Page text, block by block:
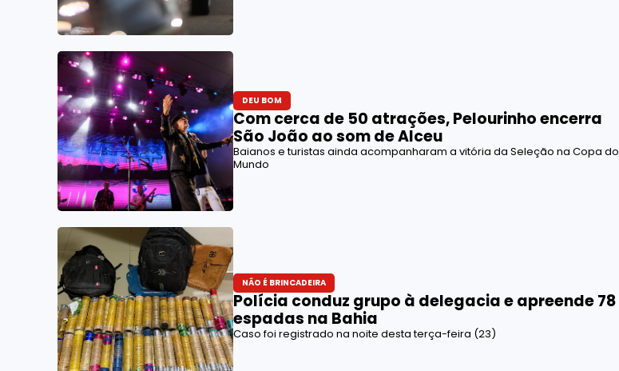
DEU BOM
Com cerca de 50 atrações, Pelourinho encerra
São João ao som de Alceu
Baianos e turistas ainda acompanharam a vitória da Seleção na Copa do
Mundo
NÃO É BRINCADEIRA
Polícia conduz grupo à delegacia e apreende 78
espadas na Bahia
Caso foi registrado na noite desta terça-feira (23)